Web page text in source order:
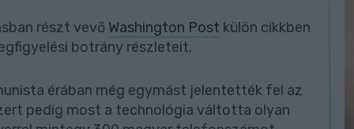
részt vevő Washington Post külön cikkben
botrány részleteit.
érában még egymást jelentették fel az
pedig most a technológia váltotta olyan